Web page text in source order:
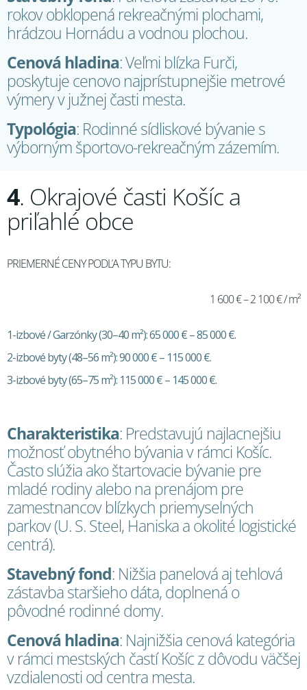
rokov obklopená rekreačnými plochami,
hrádzou Hornádu a vodnou plochou.
Cenová hladina: Veľmi blízka Furči,
poskytuje cenovo najprístupnejšie metrové
výmery v južnej časti mesta.
Typológia: Rodinné sídliskové bývanie s
výborným športovo-rekreačným zázemím.
4. Okrajové časti Košíc a
priľahlé obce
PRIEMERNÉ CENY PODĽA TYPU BYTU:
1 600 € – 2 100 € / m²
1-izbové / Garzónky (30–40 m²): 65 000 € – 85 000 €.
2-izbové byty (48–56 m²): 90 000 € – 115 000 €.
3-izbové byty (65–75 m²): 115 000 € – 145 000 €.
Charakteristika: Predstavujú najlacnejšiu
možnosť obytného bývania v rámci Košíc.
Často slúžia ako štartovacie bývanie pre
mladé rodiny alebo na prenájom pre
zamestnancov blízkych priemyselných
parkov (U. S. Steel, Haniska a okolité logistické
centrá).
Stavebný fond: Nižšia panelová aj tehlová
zástavba staršieho dáta, doplnená o
pôvodné rodinné domy.
Cenová hladina: Najnižšia cenová kategória
v rámci mestských častí Košíc z dôvodu väčšej
vzdialenosti od centra mesta.